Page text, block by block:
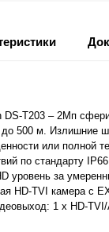
DS-T203 – 2Мп
до 500 м. Излишние
или полной
по стандарту
уровень за
HD-TVI камера с
1 х HD-